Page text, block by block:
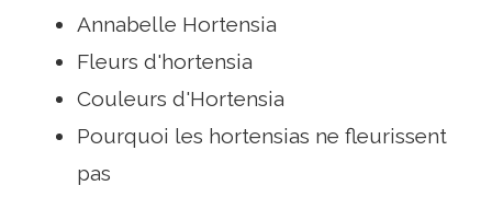
Annabelle Hortensia
Fleurs d'hortensia
Couleurs d'Hortensia
Pourquoi les hortensias ne fleurissent
pas